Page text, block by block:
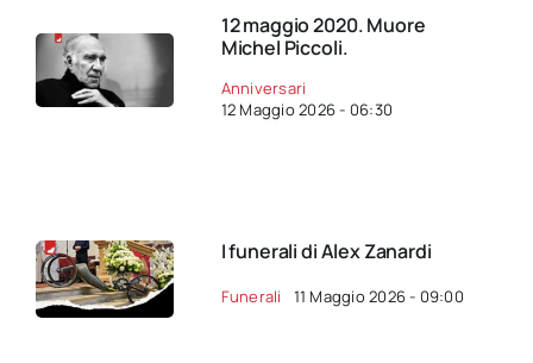
12 maggio 2020. Muore
Michel Piccoli.
Anniversari
12 Maggio 2026 - 06:30
I funerali di Alex Zanardi
Funerali 11 Maggio 2026 - 09:00